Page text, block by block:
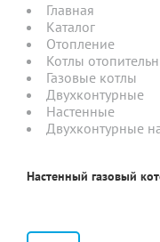
Главная
Каталог
Отопление
Котлы
Газовые котлы
Двухконтурные
Настенные
Двухконтурные
Настенный газовый